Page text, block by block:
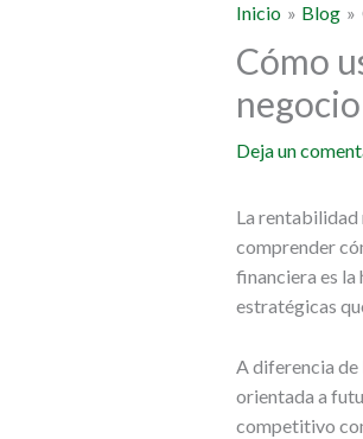
Inicio Blog
Cómo
negocio
Deja un
La rentabilidad
comprender
financiera es la
estratégicas
A diferencia de
orientada a
competitivo